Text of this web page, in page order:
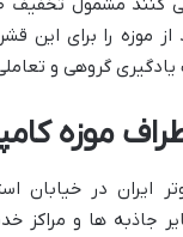
موزه را برای این
گروهی و
موزه
ایران در خیابان
جاذبه ها و مراکز